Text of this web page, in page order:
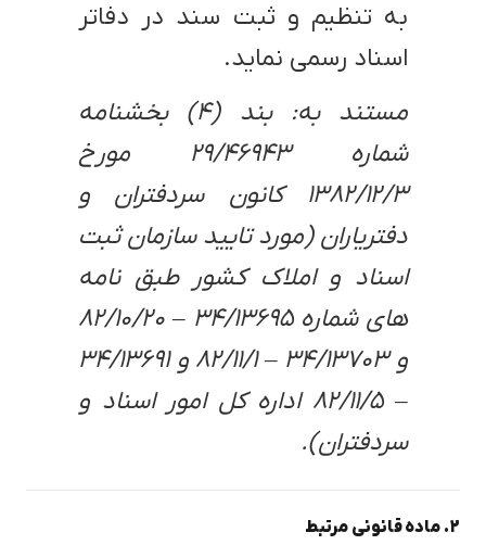
به تنظیم و ثبت سند در دفاتر
اسناد رسمی نماید.
مستند به: بند (۴) بخشنامه
شماره ۲۹/۴۶۹۴۳ مورخ
۱۳۸۲/۱۲/۳ کانون سردفتران و
دفتریاران (مورد تایید سازمان ثبت
اسناد و املاک کشور طبق نامه
های شماره ۳۴/۱۳۶۹۵ – ۸۲/۱۰/۲۰
و ۳۴/۱۳۷۰۳ – ۸۲/۱۱/۱ و ۳۴/۱۳۶۹۱
– ۸۲/۱۱/۵ اداره کل امور اسناد و
سردفتران).
۲. ماده قانونی مرتبط